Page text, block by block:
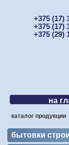
+375 (17)
+375 (17)
+375 (29)
на
каталог продукции
бытовки